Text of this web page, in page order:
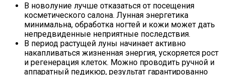
В новолуние лучше отказаться от посещения
косметического салона. Лунная энергетика
минимальна, обработка ногтей и кожи может дать
непредвиденные неприятные последствия.
В период растущей луны начинает активно
накапливаться жизненная энергия, ускоряется рост
и регенерация клеток. Можно проводить ручной и
аппаратный педикюр, результат гарантированно